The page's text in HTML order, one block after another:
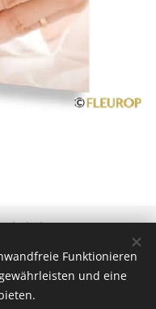
|Datenschutzerklärung
Funktionieren
und eine